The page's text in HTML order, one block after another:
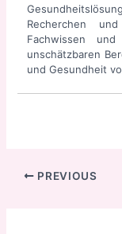
Recherchen
Fachwissen
unschätzbaren
und Gesundheit
Post
PREVIOUS